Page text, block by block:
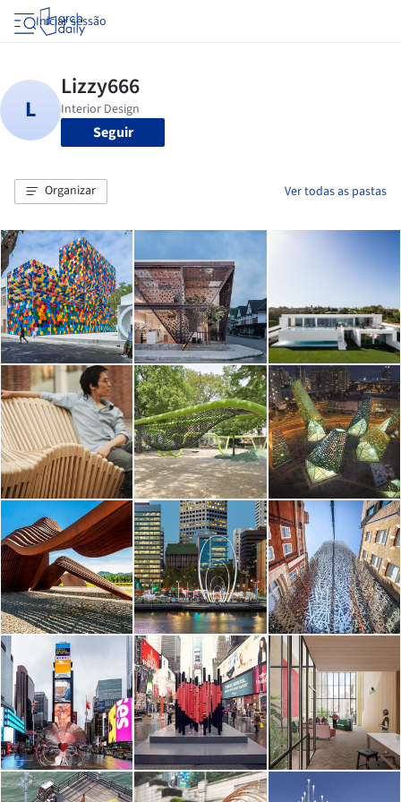
Iniciar sessão
Seguir
Organizar Ver todas as pastas